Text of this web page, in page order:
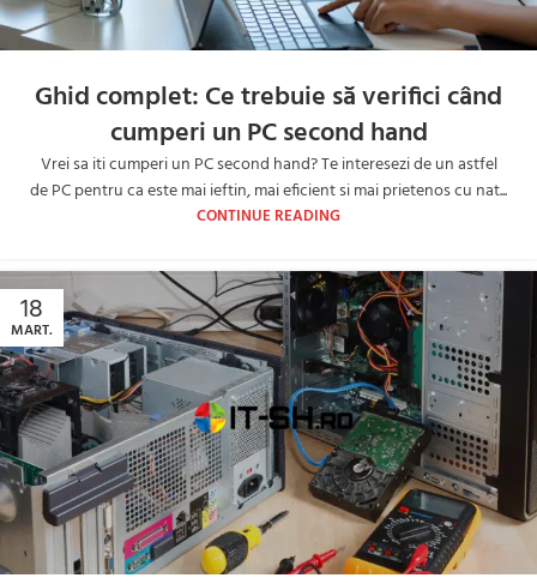
Ghid complet: Ce trebuie să verifici când
cumperi un PC second hand
Vrei sa iti cumperi un PC second hand? Te interesezi de un astfel
de PC pentru ca este mai ieftin, mai eficient si mai prietenos cu nat...
CONTINUE READING
18
MART.